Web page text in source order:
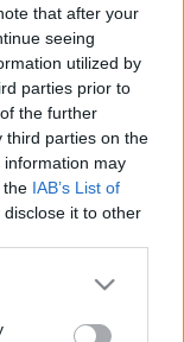
that after your
seeing
utilized by
parties prior to
the further
third parties on the
information may
the IAB’s List of
it to other
or more Google
You may click to
megegyezés